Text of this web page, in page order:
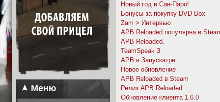
Меню
Новый год в Сан-Паро!
Бонусы за покупку DVD-Box
Zam > Интервью
APB Reloaded популярна в
APB Reloaded.
TeamSpeak 3
APB в Запускатре
Новое обновление
APB Reloaded в Steam
Релиз APB Reloaded
Обновление клиента 1.6.0